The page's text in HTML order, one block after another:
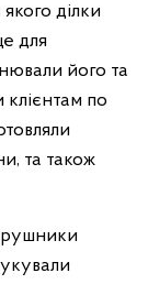
ділки
для
його та
по
та також